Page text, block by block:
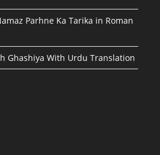
Parhne Ka Tarika in Roman
Ghashiya With Urdu Translation